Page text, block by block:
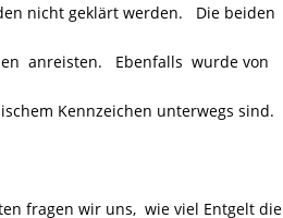
nicht geklärt werden. Die beiden
anreisten. Ebenfalls wurde von
Kennzeichen unterwegs sind.
fragen wir uns, wie viel Entgelt die